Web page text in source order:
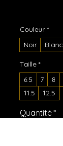
Couleur *
Noir
Blanc
Taille *
6.5
7 8
11.5
12.5
Quantité *